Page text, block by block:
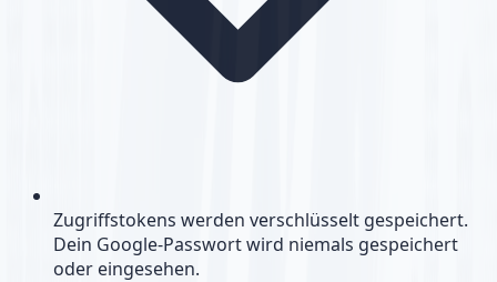
Zugriffstokens werden verschlüsselt gespeichert.
Dein Google-Passwort wird niemals gespeichert
oder eingesehen.